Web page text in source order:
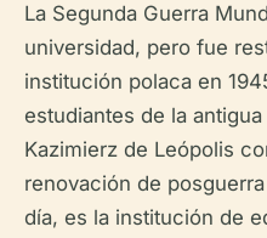
La Segunda Guerra
universidad, pero fue
institución polaca en
estudiantes de la
Kazimierz de Leópolis
renovación de
día, es la institución de